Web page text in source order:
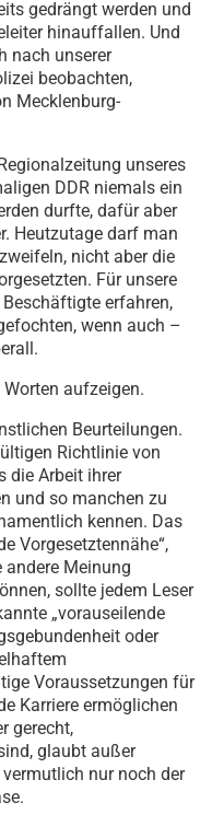
gedrängt werden und
hinauffallen. Und
nach unserer
beobachten,
Mecklenburg-
unseres
DDR niemals ein
durfte, dafür aber
Heutzutage darf man
nicht aber die
Für unsere
erfahren,
wenn auch –
aufzeigen.
Beurteilungen.
Richtlinie von
die Arbeit ihrer
und so manchen zu
kennen. Das
Vorgesetztennähe“,
andere Meinung
sollte jedem Leser
„vorauseilende
oder
Voraussetzungen für
Karriere ermöglichen
gerecht,
glaubt außer
nur noch der